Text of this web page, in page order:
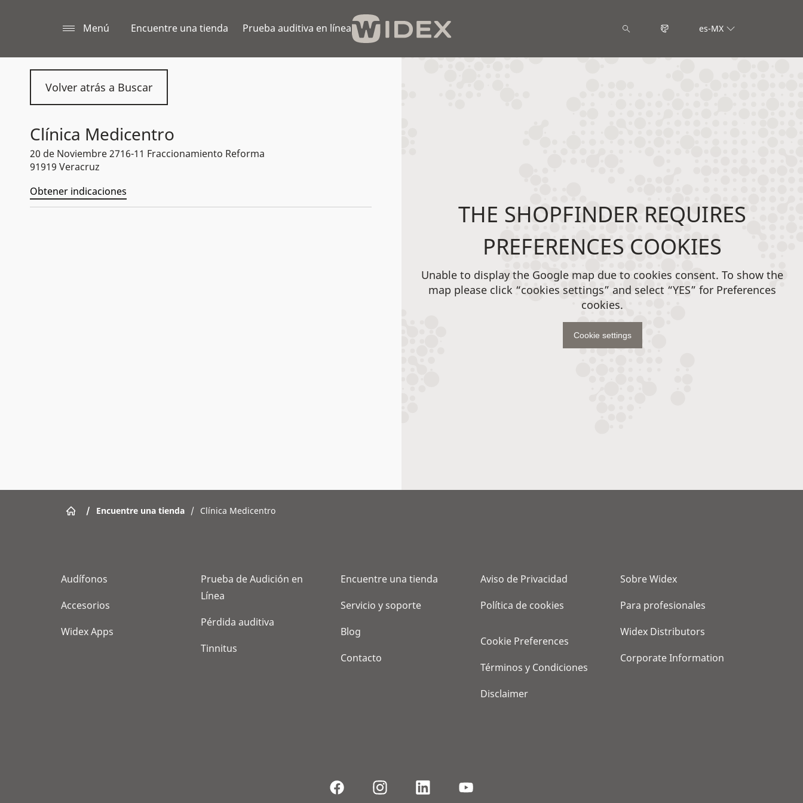
Menú Encuentre una tienda Prueba auditiva en línea es-MX
Volver atrás a Buscar
Clínica Medicentro
20 de Noviembre 2716-11 Fraccionamiento Reforma
91919 Veracruz
Obtener indicaciones
THE SHOPFINDER REQUIRES
PREFERENCES COOKIES
Unable to display the Google map due to cookies consent. To show the
map please click “cookies settings” and select “YES” for Preferences
cookies.
Cookie settings
/ Encuentre una tienda / Clínica Medicentro
Audífonos
Accesorios
Widex Apps
Prueba de Audición en
Línea
Pérdida auditiva
Tinnitus
Encuentre una tienda
Servicio y soporte
Blog
Contacto
Aviso de Privacidad
Política de cookies
Cookie Preferences
Términos y Condiciones
Disclaimer
Sobre Widex
Para profesionales
Widex Distributors
Corporate Information